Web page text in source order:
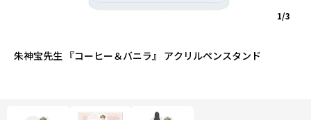
朱神宝先生 『コーヒー＆バニラ』 アクリルペンスタンド
1/3